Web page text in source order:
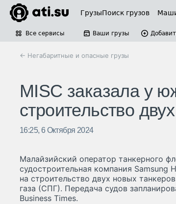
ГрузыПоиск грузов
Все сервисы Ваши грузы
← Негабаритные и опасные грузы
MISC заказала у
строительство
16:25, 6 Октября 2024
Малайзийский оператор танкерного
судостроительная компания Samsung
на строительство двух новых
газа (СПГ). Передача судов
Business Times.